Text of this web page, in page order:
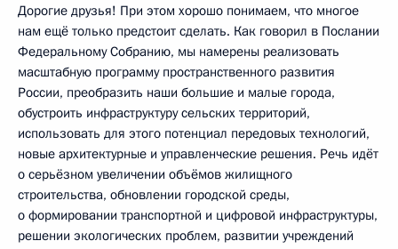
Дорогие друзья! При этом хорошо понимаем, что многое
нам ещё только предстоит сделать. Как говорил в Послании
Федеральному Собранию, мы намерены реализовать
масштабную программу пространственного развития
России, преобразить наши большие и малые города,
обустроить инфраструктуру сельских территорий,
использовать для этого потенциал передовых технологий,
новые архитектурные и управленческие решения. Речь идёт
о серьёзном увеличении объёмов жилищного
строительства, обновлении городской среды,
о формировании транспортной и цифровой инфраструктуры,
решении экологических проблем, развитии учреждений